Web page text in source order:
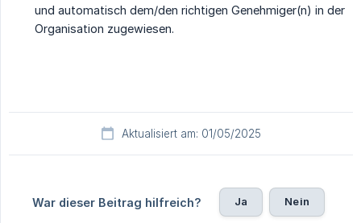
und automatisch dem/den richtigen Genehmiger(n) in der
Organisation zugewiesen.
Aktualisiert am: 01/05/2025
War dieser Beitrag hilfreich? Ja Nein